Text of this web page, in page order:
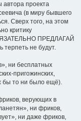
проекта
(в миру бывшего
Сверх того, на этом
критику
ПРЕДЛАГАЙ
терпеть не будут.
ни бесплатных
пригожинских,
бы то ни было ещё).
верующих в
ни фриков,
ни даже фриков,